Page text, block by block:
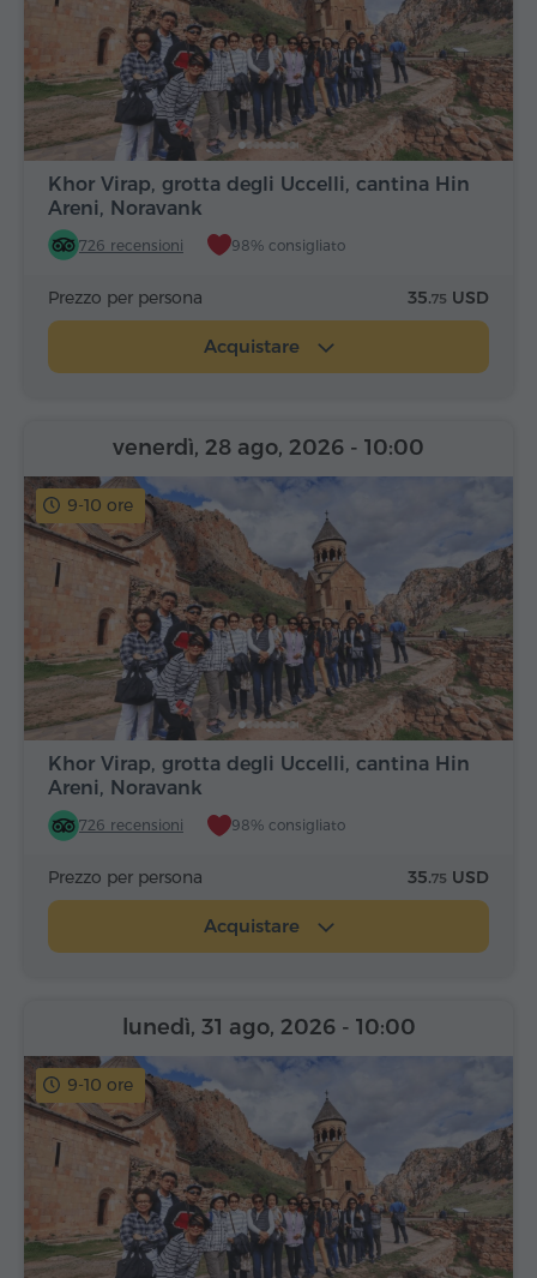
Khor Virap, grotta degli Uccelli, cantina Hin
Areni, Noravank
726 recensioni 98% consigliato
Prezzo per persona 35.75 USD
Acquistare
9-10 ore
Khor Virap, grotta degli Uccelli, cantina Hin
Areni, Noravank
726 recensioni 98% consigliato
venerdì, 28 ago, 2026 - 10:00
Prezzo per persona 35.75 USD
Acquistare
9-10 ore
lunedì, 31 ago, 2026 - 10:00